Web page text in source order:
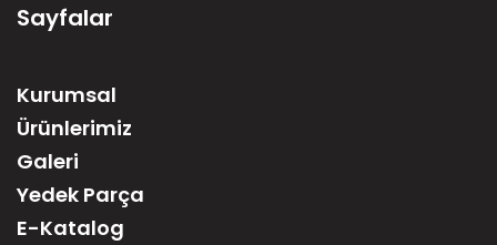
Sayfalar
Kurumsal
Ürünlerimiz
Galeri
Yedek Parça
E-Katalog